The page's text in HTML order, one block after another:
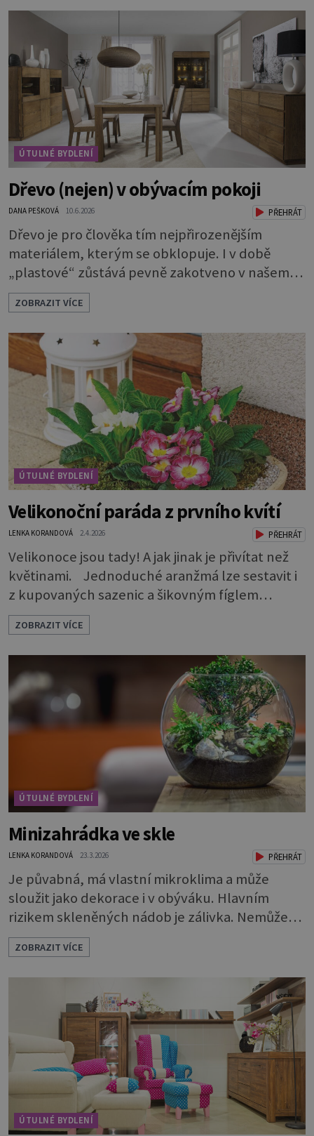
ÚTULNÉ BYDLENÍ
Dřevo (nejen) v obývacím pokoji
DANA PEŠKOVÁ 10.6.2026 PŘEHRÁT
Dřevo je pro člověka tím nejpřirozenějším
materiálem, kterým se obklopuje. I v době
„plastové“ zůstává pevně zakotveno v našem
životě. Se dřevem jsme tak srostlí, že je nám
příjemné na dotyk, voní nám a podporuje
kladné vlivy našeho prostředí. Máte chuť
pořídit si 100% masiv a nevíte, jestli se bude do
vašeho interiéru hodit?Dřevěný nábytek sluší
každému pokoji. Jak ho správně použít? Které
ZOBRAZIT VÍCE
ÚTULNÉ BYDLENÍ
Velikonoční paráda z prvního kvítí
LENKA KORANDOVÁ 2.4.2026 PŘEHRÁT
Velikonoce jsou tady! A jak jinak je přivítat než
květinami. Jednoduché aranžmá lze sestavit i
z kupovaných sazenic a šikovným fíglem
docílíte toho, aby výsledek působil jako dílo
profesionála. Rostliny vyndejte z pěstebních
květináčků a zasaďte je. Povrch zeminy pod listy
pokryjte mechem. Podél okraje pak pomocí
lžíce nasypejte dekorativní štěrk.Díky úpravě
povrchu je z obyčejn
ZOBRAZIT VÍCE
ÚTULNÉ BYDLENÍ
Minizahrádka ve skle
LENKA KORANDOVÁ 23.3.2026 PŘEHRÁT
Je půvabná, má vlastní mikroklima a může
sloužit jako dekorace i v obýváku. Hlavním
rizikem skleněných nádob je zálivka. Nemůže
odtékat a bude se hromadit u dna. To by rychle
vedlo k zahnívání rostlin. Proto je nutné
vytvořit dostatečně vysokou drenážní vrstvu,
která vodu pojme a bude chránit kořeny.
Potřebuje 3 vrstvy: * Na dno dobře vymyté
nádoby naskládejte omyté oblázky. Vrstva by m
ZOBRAZIT VÍCE
ÚTULNÉ BYDLENÍ